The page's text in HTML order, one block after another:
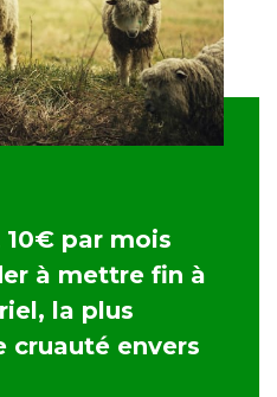
par mois
à mettre fin à
la plus
cruauté envers